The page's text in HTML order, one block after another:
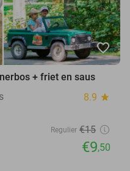
favorite_border
+ friet en saus
8.9 star
Regulier €15
€9,50